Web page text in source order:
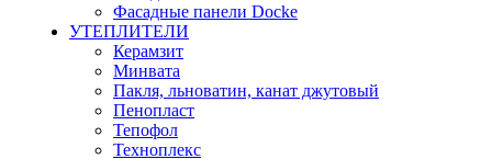
Фасадные панели Docke
УТЕПЛИТЕЛИ
Керамзит
Минвата
Пакля, льноватин, канат джутовый
Пенопласт
Тепофол
Техноплекс